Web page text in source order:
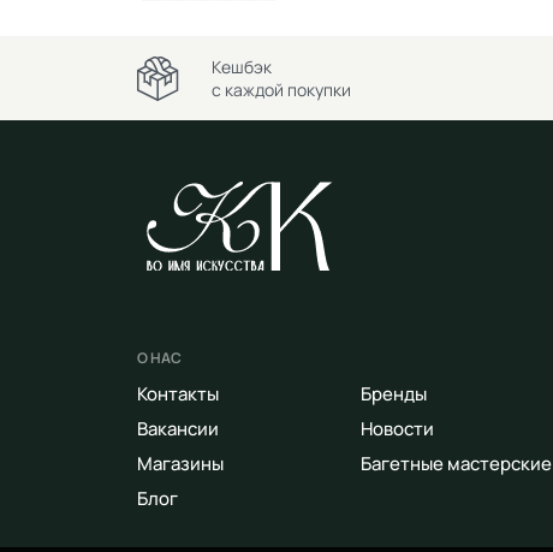
Кешбэк
с каждой покупки
О НАС
Контакты
Вакансии
Магазины
Блог
Бренды
Новости
Багетные мастерские